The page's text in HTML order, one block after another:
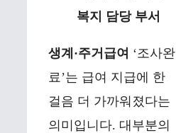
복지 담당 부서
생계·주거급여 ‘조사완
료’는 급여 지급에 한
걸음 더 가까워졌다는
의미입니다. 대부분의